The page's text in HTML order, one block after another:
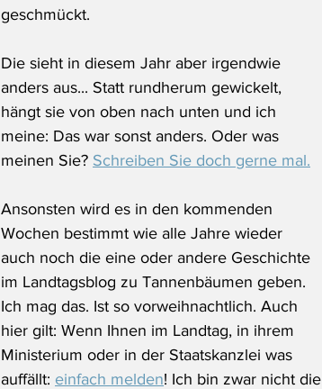
geschmückt.
Die sieht in diesem Jahr aber irgendwie
anders aus... Statt rundherum gewickelt,
hängt sie von oben nach unten und ich
meine: Das war sonst anders. Oder was
meinen Sie? Schreiben Sie doch gerne mal.
Ansonsten wird es in den kommenden
Wochen bestimmt wie alle Jahre wieder
auch noch die eine oder andere Geschichte
im Landtagsblog zu Tannenbäumen geben.
Ich mag das. Ist so vorweihnachtlich. Auch
hier gilt: Wenn Ihnen im Landtag, in ihrem
Ministerium oder in der Staatskanzlei was
auffällt: einfach melden! Ich bin zwar nicht die